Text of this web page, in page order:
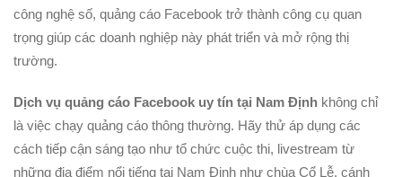
công nghệ số, quảng cáo Facebook trở thành công cụ quan
trọng giúp các doanh nghiệp này phát triển và mở rộng thị
trường.
Dịch vụ quảng cáo Facebook uy tín tại Nam Định không chỉ
là việc chạy quảng cáo thông thường. Hãy thử áp dụng các
cách tiếp cận sáng tạo như tổ chức cuộc thi, livestream từ
những địa điểm nổi tiếng tại Nam Định như chùa Cổ Lễ, cánh